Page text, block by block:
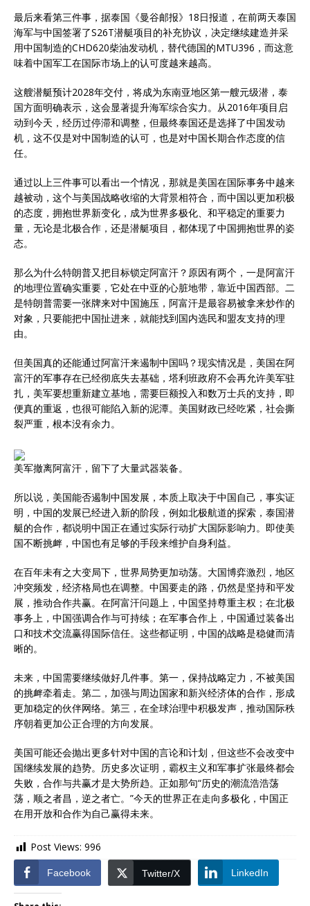
最后来看第三件事，据泰国《曼谷邮报》18日报道，在前两天泰国
海军与中国签署了S26T潜艇项目的补充协议，决定继续建造并采
用中国制造的CHD620柴油发动机，替代德国的MTU396，而这意
味着中国军工在国际市场上的认可度越来越高。
这艘潜艇预计2028年交付，将成为东南亚地区第一艘元级潜，泰
国方面明确表示，这会显著提升海军综合实力。从2016年项目启
动到今天，经历过停滞和调整，但最终泰国还是选择了中国发动
机，这不仅是对中国制造的认可，也是对中国长期合作态度的信
任。
通过以上三件事可以看出一个情况，那就是美国在国际事务中越来
越被动，这个与美国战略收缩的大背景相符合，而中国以更加积极
的态度，拥抱世界新变化，成为世界多极化、和平稳定的重要力
量，无论是北极合作，还是潜艇项目，都体现了中国拥抱世界的姿
态。
那么为什么特朗普又把目标锁定阿富汗？原因有两个，一是阿富汗
的地理位置确实重要，它处在中亚的心脏地带，靠近中国西部。二
是特朗普需要一张牌来对中国施压，阿富汗是最容易被拿来炒作的
对象，只要能把中国扯进来，就能找到国内选民和盟友支持的理
由。
但美国真的还能通过阿富汗来遏制中国吗？现实情况是，美国在阿
富汗的军事存在已经彻底失去基础，塔利班政府不会再允许美军驻
扎，美军要想重新建立基地，需要巨额投入和数万士兵的支持，即
便真的重返，也很可能陷入新的泥潭。美国财政已经吃紧，社会撕
裂严重，根本没有余力。
美军撤离阿富汗，留下了大量武器装备。
所以说，美国能否遏制中国发展，本质上取决于中国自己，事实证
明，中国的发展已经进入新的阶段，例如北极航道的探索，泰国潜
艇的合作，都说明中国正在通过实际行动扩大国际影响力。即使美
国不断挑衅，中国也有足够的手段来维护自身利益。
在百年未有之大变局下，世界局势更加动荡。大国博弈激烈，地区
冲突频发，经济格局也在调整。中国要走的路，仍然是坚持和平发
展，推动合作共赢。在阿富汗问题上，中国坚持尊重主权；在北极
事务上，中国强调合作与可持续；在军事合作上，中国通过装备出
口和技术交流赢得国际信任。这些都证明，中国的战略是稳健而清
晰的。
未来，中国需要继续做好几件事。第一，保持战略定力，不被美国
的挑衅牵着走。第二，加强与周边国家和新兴经济体的合作，形成
更加稳定的伙伴网络。第三，在全球治理中积极发声，推动国际秩
序朝着更加公正合理的方向发展。
美国可能还会抛出更多针对中国的言论和计划，但这些不会改变中
国继续发展的趋势。历史多次证明，霸权主义和军事扩张最终都会
失败，合作与共赢才是大势所趋。正如那句“历史的潮流浩浩荡
荡，顺之者昌，逆之者亡。”今天的世界正在走向多极化，中国正
在用开放和合作为自己赢得未来。
Post Views: 996
Facebook Twitter/X LinkedIn